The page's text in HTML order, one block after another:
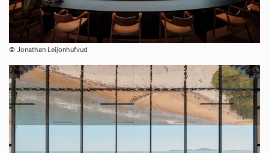
© Jonathan Leijonhufvud